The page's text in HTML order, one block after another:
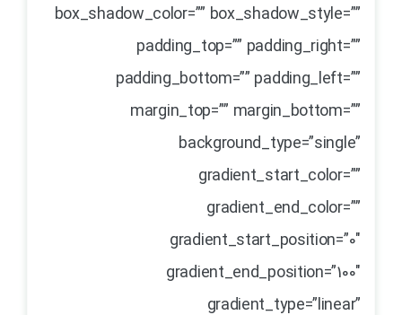
box_shadow_color=”” box_shadow_style=””
padding_top=”” padding_right=””
padding_bottom=”” padding_left=””
margin_top=”” margin_bottom=””
background_type=”single”
gradient_start_color=””
gradient_end_color=””
gradient_start_position=”0″
gradient_end_position=”100″
gradient_type=”linear”